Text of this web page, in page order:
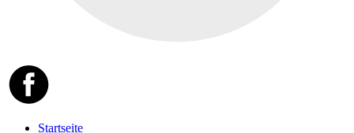
Startseite